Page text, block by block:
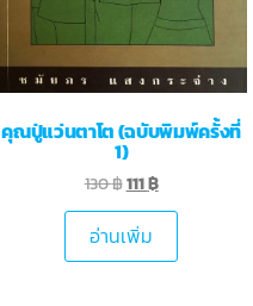
คุณปู่แว่นตาโต (ฉบับพิมพ์ครั้งที่
1)
130฿111฿
อ่านเพิ่ม